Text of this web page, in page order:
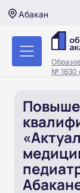
Абакан
№ 1630